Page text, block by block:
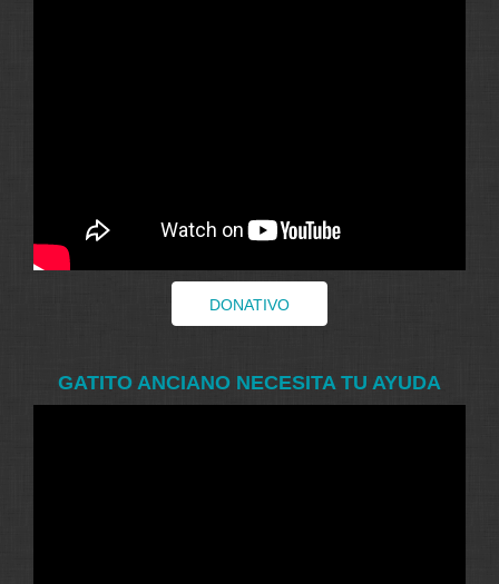
DONATIVO
GATITO ANCIANO NECESITA TU AYUDA